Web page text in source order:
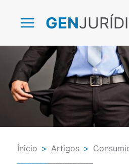
GEN
Ínicio > Artigos >